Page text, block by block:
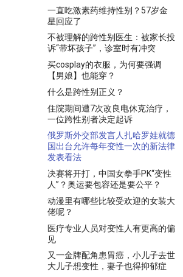
一直吃激素药维持性别？57岁金
星回应了
不被理解的跨性别医生：被家长投
诉“带坏孩子”，诊室时有冲突
买cosplay的衣服，为何要强调
【男娘】也能穿？
什么是跨性别正义？
住院期间遭7次改良电休克治疗，
一位跨性别者决定起诉
俄罗斯外交部发言人扎哈罗娃就德
国出台允许每年变性一次的新法律
发表看法
决赛将开打，中国女拳手PK“变性
人”？奥运要包容还是要公平？
动漫里有哪些比较受欢迎的女装大
佬呢？
医疗专业人员对变性人有更高的偏
见
又一金牌配角患胃癌，小儿子去世
大儿子想变性，妻子也得抑郁症